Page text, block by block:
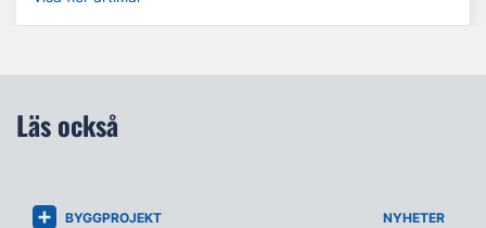
Läs också
BYGGPROJEKT NYHETER